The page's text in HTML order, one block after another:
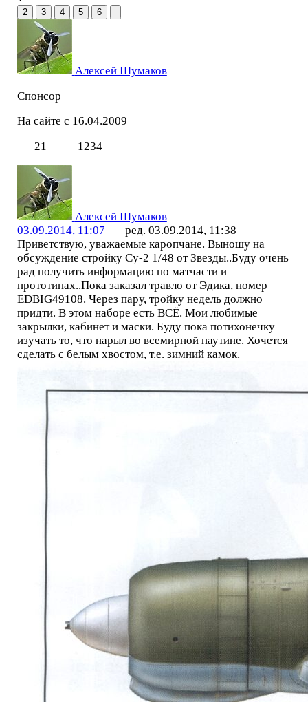
2 3 4 5 6
Алексей Шумаков
Спонсор
На сайте с 16.04.2009
21
1234
Алексей Шумаков
03.09.2014, 11:07
ред. 03.09.2014, 11:38
Приветствую, уважаемые каропчане. Выношу на
обсуждение стройку Су-2 1/48 от Звезды..Буду очень
рад получить информацию по матчасти и
прототипах..Пока заказал травло от Эдика, номер
EDBIG49108. Через пару, тройку недель должно
придти. В этом наборе есть ВСЁ. Мои любимые
закрылки, кабинет и маски. Буду пока потихонечку
изучать то, что нарыл во всемирной паутине. Хочется
сделать с белым хвостом, т.е. зимний камок.